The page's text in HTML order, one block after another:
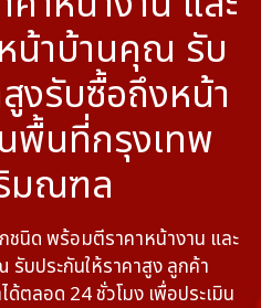
น้าบ้านคุณ รับ
งรับซื้อถึงหน้า
พื้นที่กรุงเทพ
มณฑล
ชนิด พร้อมตีราคาหน้างาน และ
บประกันให้ราคาสูง ลูกค้า
ด้ตลอด 24 ชั่วโมง เพื่อประเมิน